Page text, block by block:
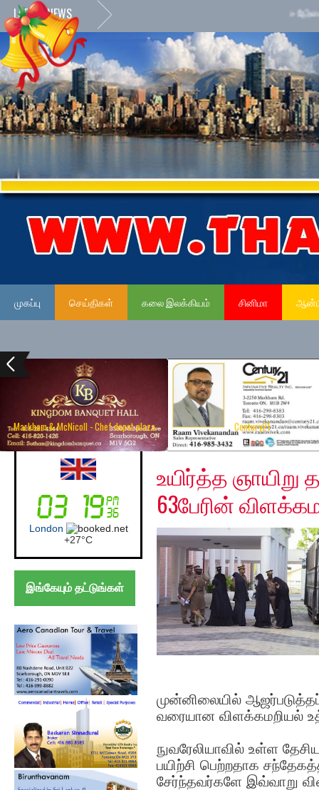
LATEST NEWS நேர்மையான
முகப்பு செய்திகள் கலை இலக்கியம் சினிமா
Markham & McNicoll - Chef depot plaza Century21
Australia (Sydney)
Sydney
+19°C
இங்கேயும் தட்டுங்கள்
Thursday, November
உயிர்த்த
63பேரின்
முன்னிலையில்
வரையான விளக்கமறியல்
நுவரேலியாவில் உள்ள
பயிற்சி பெற்றதாக
சேர்ந்தவர்களே இவ்வாறு